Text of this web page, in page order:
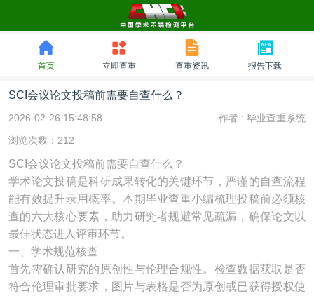
首页 立即查重 查重资讯 报告下载
SCI会议论文投稿前需要自查什么？
2026-02-26 15:48:58 作者 : 毕业查重系统
浏览次数：212
SCI会议论文投稿前需要自查什么？
学术论文投稿是科研成果转化的关键环节，严谨的自查流程
能有效提升录用概率。本期毕业查重小编梳理投稿前必须核
查的六大核心要素，助力研究者规避常见疏漏，确保论文以
最佳状态进入评审环节。
一、学术规范核查
首先需确认研究的原创性与伦理合规性。检查数据获取是否
符合伦理审批要求，图片与表格是否为原创或已获得授权使